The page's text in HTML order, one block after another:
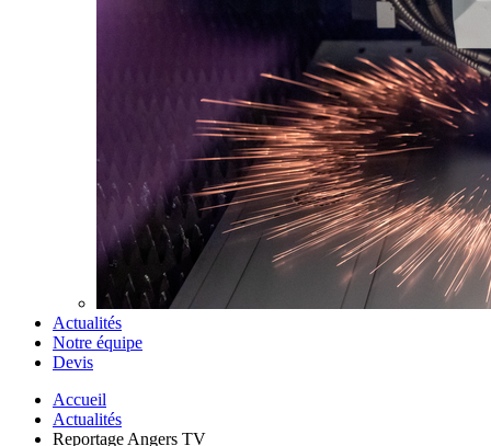
Actualités
Notre équipe
Devis
Accueil
Actualités
Reportage Angers TV